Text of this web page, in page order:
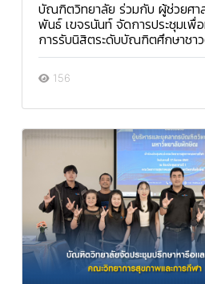
บัณฑิตวิทยาลัย ร่วมกับ ผู้ช่วยศ
พันธ์ เขจรนันท์ จัดการประชุมเพื่
การรับนิสิตระดับบัณฑิตศึกษาชา
156